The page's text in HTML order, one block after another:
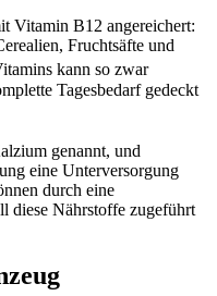
Vitamin B12 angereichert:
Fruchtsäfte und
kann so zwar
Tagesbedarf gedeckt
genannt, und
eine Unterversorgung
durch eine
diese Nährstoffe zugeführt